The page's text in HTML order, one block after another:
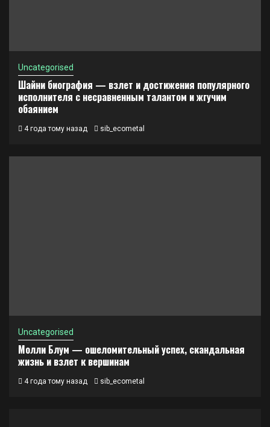
Uncategorised
Шайни биография — взлет и достижения популярного
исполнителя с несравненным талантом и жгучим
обаянием
4 года тому назад sib_ecometal
Uncategorised
Молли Блум — ошеломительный успех, скандальная
жизнь и взлет к вершинам
4 года тому назад sib_ecometal